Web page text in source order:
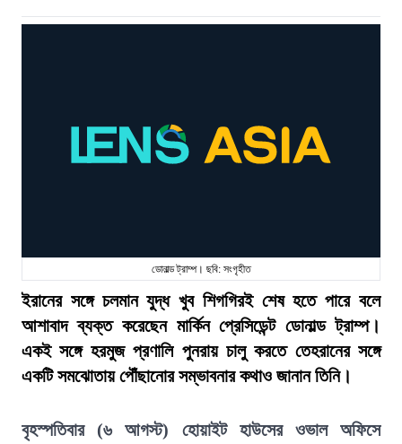
ডোনাল্ড ট্রাম্প। ছবি: সংগৃহীত
ইরানের সঙ্গে চলমান যুদ্ধ খুব শিগগিরই শেষ হতে পারে বলে
আশাবাদ ব্যক্ত করেছেন মার্কিন প্রেসিডেন্ট ডোনাল্ড ট্রাম্প।
একই সঙ্গে হরমুজ প্রণালি পুনরায় চালু করতে তেহরানের সঙ্গে
একটি সমঝোতায় পৌঁছানোর সম্ভাবনার কথাও জানান তিনি।
বৃহস্পতিবার (৬ আগস্ট) হোয়াইট হাউসের ওভাল অফিসে